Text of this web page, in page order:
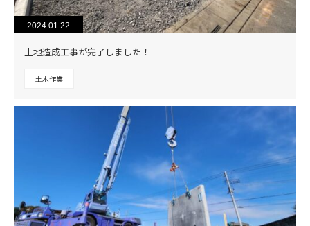
2024.01.22
土地造成工事が完了しました！
土木作業